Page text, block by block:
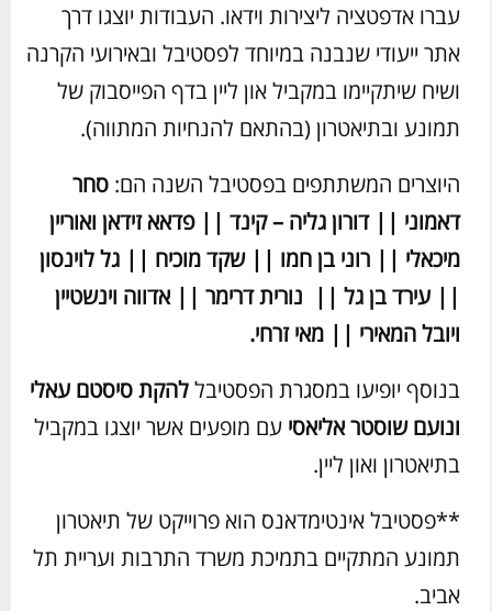
עברו אדפטציה ליצירות וידאו. העבודות יוצגו דרך
אתר ייעודי שנבנה במיוחד לפסטיבל ובאירועי הקרנה
ושיח שיתקיימו במקביל און ליין בדף הפייסבוק של
תמונע ובתיאטרון (בהתאם להנחיות המתווה).
היוצרים המשתתפים בפסטיבל השנה הם: סחר
דאמוני || דורון גליה – קינד || פדאא זידאן ואוריין
מיכאלי || רוני בן חמו || שקד מוכיח || גל לוינסון
|| עירד בן גל || נורית דרימר || אדווה וינשטיין
ויובל המאירי || מאי זרחי.
בנוסף יופיעו במסגרת הפסטיבללהקת סיסטם עאלי
ונועם שוסטר אליאסי עם מופעים אשר יוצגו במקביל
בתיאטרון ואון ליין.
**פסטיבל אינטימדאנס הוא פרוייקט של תיאטרון
תמונע המתקיים בתמיכת משרד התרבות ועריית תל
אביב.